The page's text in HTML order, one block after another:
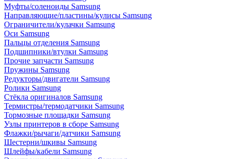
Муфты/соленоиды Samsung
Направляющие/пластины/кулисы Samsung
Ограничители/кулачки Samsung
Оси Samsung
Пальцы отделения Samsung
Подшипники/втулки Samsung
Прочие запчасти Samsung
Пружины Samsung
Редукторы/двигатели Samsung
Ролики Samsung
Стёкла оригиналов Samsung
Термистры/термодатчики Samsung
Тормозные площадки Samsung
Узлы принтеров в сборе Samsung
Флажки/рычаги/датчики Samsung
Шестерни/шкивы Samsung
Шлейфы/кабели Samsung